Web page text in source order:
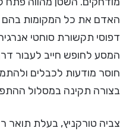
האדם את כל המקומות בהם
דפוסי תקשורת סוחטי
המסע לחופש חייב לעבור
חוסר מודעות לכבלים
בצורה תקינה במסלול
צביה טורקניץ, בעלת תואר